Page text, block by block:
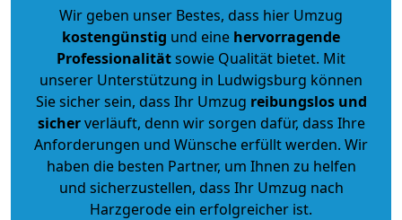
Wir geben unser Bestes, dass hier Umzug
kostengünstig und eine hervorragende
Professionalitätsowie Qualität bietet. Mit
unserer Unterstützung in Ludwigsburg können
Sie sicher sein, dass Ihr Umzug reibungslos und
sicherverläuft, denn wir sorgen dafür, dass Ihre
Anforderungen und Wünsche erfüllt werden. Wir
haben die besten Partner, um Ihnen zu helfen
und sicherzustellen, dass Ihr Umzug nach
Harzgerode ein erfolgreicher ist.